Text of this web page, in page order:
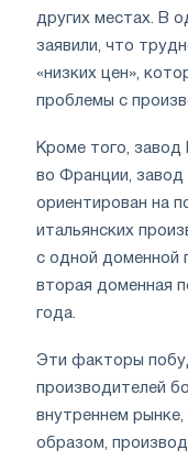
других местах. В
заявили, что
«низких цен»,
проблемы с
Кроме того, завод
во Франции,
ориентирован на
итальянских
с одной доменной
вторая доменная
года.
Эти факторы
производителей
внутреннем рынке,
образом,